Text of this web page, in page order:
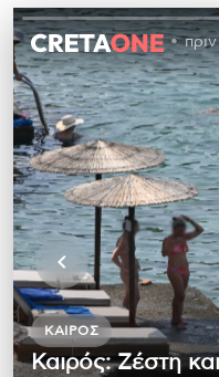
ΚΑΙΡΌΣ
Καιρός: Ζέστη